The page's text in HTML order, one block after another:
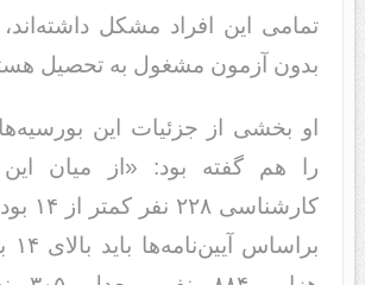
تمامی این افراد مشکل داشته‌اند،
بدون آزمون مشغول به تحصیل
او بخشی از جزئیات این
را هم گفته بود: «از میان